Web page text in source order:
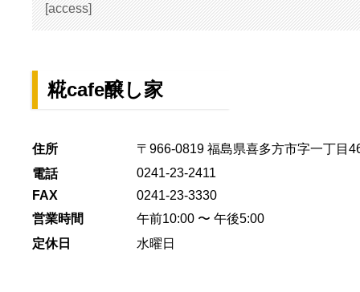
[access]
糀cafe醸し家
住所
〒966-0819 福島県喜多方市字一丁目
電話
0241-23-2411
FAX
0241-23-3330
営業時間
午前10:00 〜 午後5:00
定休日
水曜日